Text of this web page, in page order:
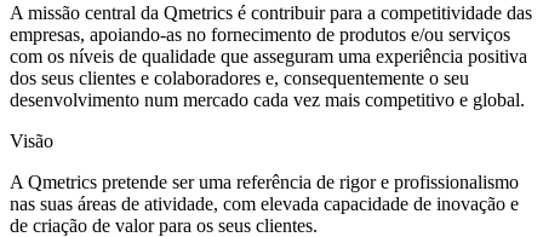
A missão central da Qmetrics é contribuir para a competitividade das
empresas, apoiando-as no fornecimento de produtos e/ou serviços
com os níveis de qualidade que asseguram uma experiência positiva
dos seus clientes e colaboradores e, consequentemente o seu
desenvolvimento num mercado cada vez mais competitivo e global.
Visão
A Qmetrics pretende ser uma referência de rigor e profissionalismo
nas suas áreas de atividade, com elevada capacidade de inovação e
de criação de valor para os seus clientes.